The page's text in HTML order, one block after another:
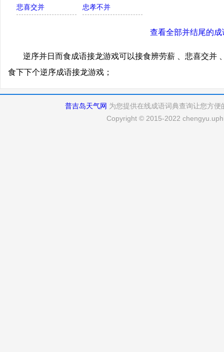
悲喜交并 忠孝不并
查看全部并结尾的成
逆序并日而食成语接龙游戏可以接食辨劳薪 、悲喜交并
食下下个逆序成语接龙游戏；
普吉岛天气网 为您提供在线成语词典查询让您方
Copyright © 2015-2022